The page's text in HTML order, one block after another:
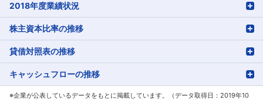
2018年度業績状況
株主資本比率の推移
貸借対照表の推移
キャッシュフローの推移
※企業が公表しているデータをもとに掲載しています。（データ取得日：2019年10